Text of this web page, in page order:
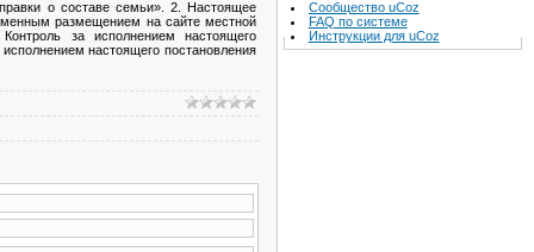
о составе семьи». 2. Настоящее
размещением на сайте местной
за исполнением настоящего
настоящего постановления
Сообщество uCoz
FAQ по системе
Инструкции для uCoz